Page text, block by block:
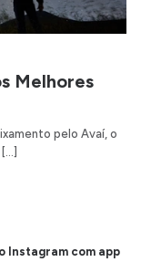
Melhores
pelo Avaí, o
Instagram com app